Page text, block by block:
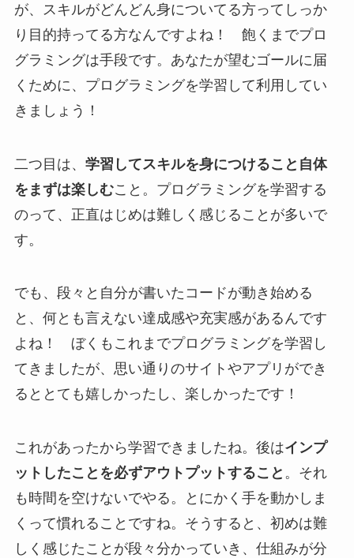
が、スキルがどんどん身についてる方ってしっか
り目的持ってる方なんですよね！ 飽くまでプロ
グラミングは手段です。あなたが望むゴールに届
くために、プログラミングを学習して利用してい
きましょう！
二つ目は、 学習してスキルを身につけること自体
をまずは楽しむこと。プログラミングを学習する
のって、正直はじめは難しく感じることが多いで
す。
でも、段々と自分が書いたコードが動き始める
と、何とも言えない達成感や充実感があるんです
よね！ ぼくもこれまでプログラミングを学習し
てきましたが、思い通りのサイトやアプリができ
るととても嬉しかったし、楽しかったです！
これがあったから学習できましたね。後はインプ
ットしたことを必ずアウトプットすること 。それ
も時間を空けないでやる。とにかく手を動かしま
くって慣れることですね。そうすると、初めは難
しく感じたことが段々分かっていき、仕組みが分